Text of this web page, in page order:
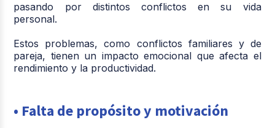
pasando por distintos conflictos en su vida
personal.
Estos problemas, como conflictos familiares y de
pareja, tienen un impacto emocional que afecta el
rendimiento y la productividad.
• Falta de propósito y motivación